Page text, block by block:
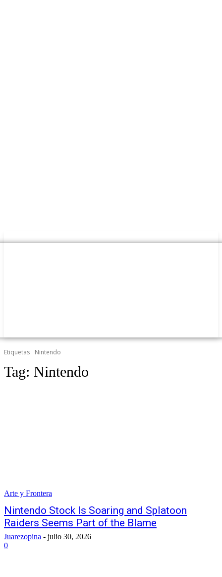
Etiquetas Nintendo
Tag: Nintendo
Arte y Frontera
Nintendo Stock Is Soaring and Splatoon
Raiders Seems Part of the Blame
Juarezopina - julio 30, 2026
0